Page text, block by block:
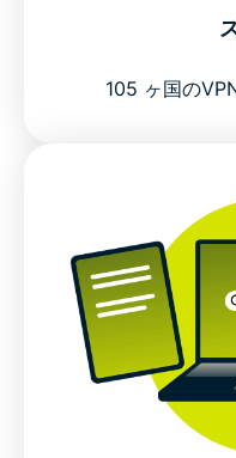
105 ヶ国の